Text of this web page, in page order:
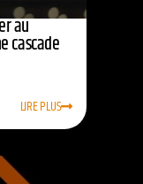
au
cascade
LIRE PLUS